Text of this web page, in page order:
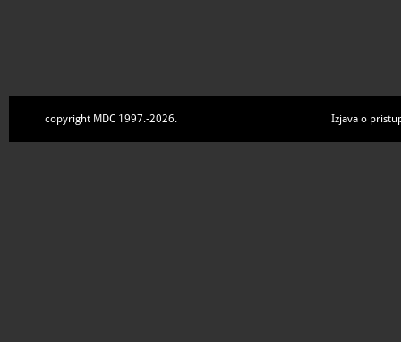
copyright MDC 1997.-2026. Izjava o